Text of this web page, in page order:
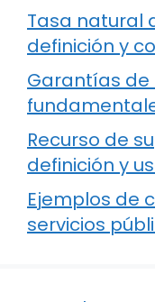
Tasa natural
definición y
Garantías
Recurso de
definición y
Ejemplos de
servicios